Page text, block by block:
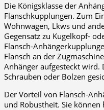
Die Königsklasse der
Flanschkupplungen. Zum
Wohnwagen, Lkws und
Gegensatz zu Kugelkopf-
Flansch-
Flansch an der
Anhänger aufgesteckt
Schrauben oder Bolzen
Der Vorteil von Flansch-
und Robustheit. Sie